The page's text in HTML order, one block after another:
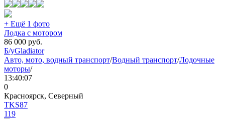
+ Ещё 1 фото
Лодка с мотором
86 000 руб.
Б/уGladiator
Авто, мото, водный транспорт/Водный транспорт/Лодочные
моторы/
13:40:07
0
Красноярск, Северный
TKS87
119